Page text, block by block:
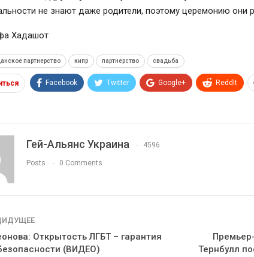
не знают даже родители, поэтому церемонию они
Хадашот
партнерство кипр партнерство свадьба
Facebook Twitter Google+ ReddIt
Гей-Альянс Украина 4596
Posts 0 Comments
Открытость ЛГБТ – гарантия
(ВИДЕО)
Тернбулл